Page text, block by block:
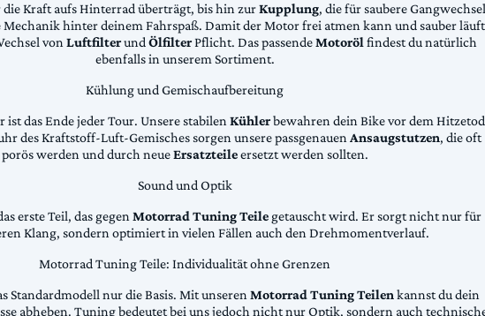
die Kraft aufs Hinterrad überträgt, bis hin zurKupplung, die für saubere Gangwechsel
hinter deinem Fahrspaß. Damit der Motor frei atmen kann und sauber
vonLuftfilterundÖlfilterPflicht. Das passendeMotorölfindest du natürlich
ebenfalls in unserem Sortiment.
Kühlung und Gemischaufbereitung
das Ende jeder Tour. Unsere stabilenKühlerbewahren dein Bike vor dem
des Kraftstoff-Luft-Gemisches sorgen unsere passgenauenAnsaugstutzen, die oft
porös werden und durch neueErsatzteileersetzt werden sollten.
Sound und Optik
erste Teil, das gegenMotorrad Tuning Teile getauscht wird. Er sorgt nicht nur für
Klang, sondern optimiert in vielen Fällen auch den Drehmomentverlauf.
Motorrad Tuning Teile: Individualität ohne Grenzen
Standardmodell nur die Basis. Mit unserenMotorrad Tuning Teilenkannst du dein
abheben. Tuning bedeutet bei uns jedoch nicht nur Optik, sondern auch